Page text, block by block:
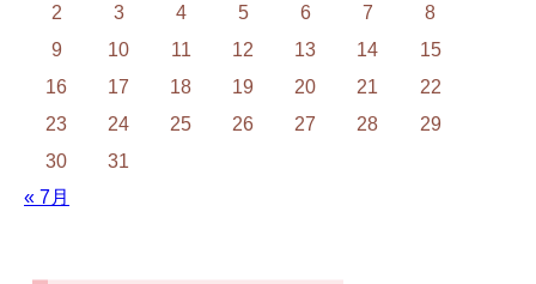
2
3 4 5 6 7
8
9
10 11 12 13 14
15
16
17 18 19 20 21
22
23
24 25 26 27 28
29
30
31
« 7月